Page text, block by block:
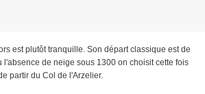
est plutôt tranquille. Son départ classique est de
l'absence de neige sous 1300 on choisit cette fois
partir du Col de l'Arzelier.